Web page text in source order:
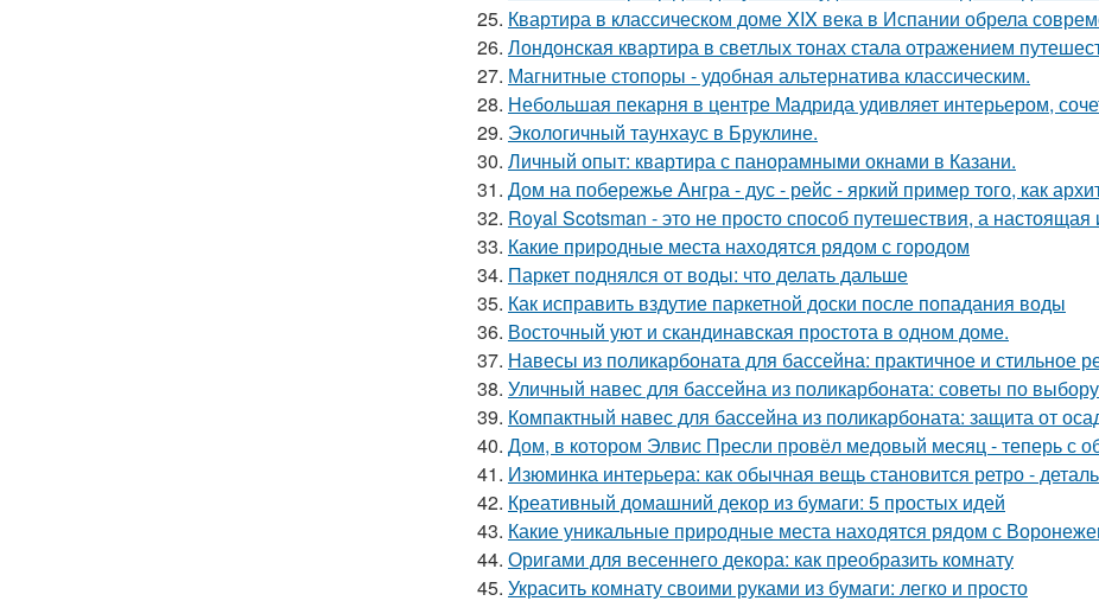
25. Квартира в классическом доме XIX века в Испании обрела
26. Лондонская квартира в светлых тонах стала отражением
27. Магнитные стопоры - удобная альтернатива классическим.
28. Небольшая пекарня в центре Мадрида удивляет интерьером,
29. Экологичный таунхаус в Бруклине.
30. Личный опыт: квартира с панорамными окнами в Казани.
31. Дом на побережье Ангра - дус - рейс - яркий пример того, как
32. Royal Scotsman - это не просто способ путешествия, а настоящая
33. Какие природные места находятся рядом с городом
34. Паркет поднялся от воды: что делать дальше
35. Как исправить вздутие паркетной доски после попадания воды
36. Восточный уют и скандинавская простота в одном доме.
37. Навесы из поликарбоната для бассейна: практичное и стильное
38. Уличный навес для бассейна из поликарбоната: советы по
39. Компактный навес для бассейна из поликарбоната: защита от
40. Дом, в котором Элвис Пресли провёл медовый месяц - теперь с
41. Изюминка интерьера: как обычная вещь становится ретро -
42. Креативный домашний декор из бумаги: 5 простых идей
43. Какие уникальные природные места находятся рядом с
44. Оригами для весеннего декора: как преобразить комнату
45. Украсить комнату своими руками из бумаги: легко и просто